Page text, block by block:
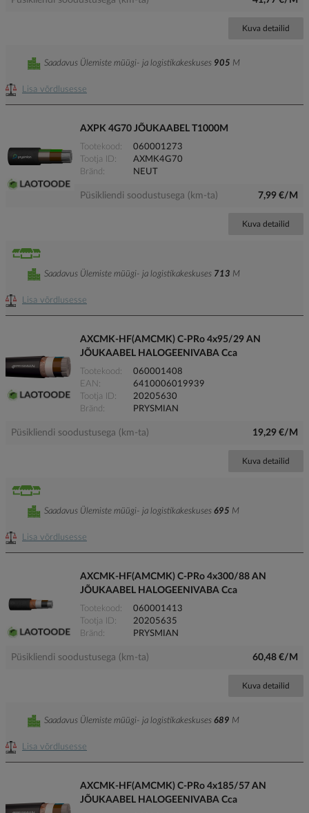
Kuva detailid
Lisa võrdlusesse
Saadavus Ülemiste müügi- ja logistikakeskuses 905 M
AXPK 4G70 JÕUKAABEL T1000M
Tootekood
060001273
Tootja ID
AXMK4G70
Bränd
NEUT
Püsikliendi soodustusega (km-ta) 7,99 €/M
Kuva detailid
Lisa võrdlusesse
Saadavus Ülemiste müügi- ja logistikakeskuses 713 M
AXCMK-HF(AMCMK) C-PRo 4x95/29 AN
JÕUKAABEL HALOGEENIVABA Cca
Tootekood
060001408
EAN
6410006019939
Tootja ID
20205630
Bränd
PRYSMIAN
Püsikliendi soodustusega (km-ta) 19,29 €/M
Kuva detailid
Lisa võrdlusesse
Saadavus Ülemiste müügi- ja logistikakeskuses 695 M
AXCMK-HF(AMCMK) C-PRo 4x300/88 AN
JÕUKAABEL HALOGEENIVABA Cca
Tootekood
060001413
Tootja ID
20205635
Bränd
PRYSMIAN
Püsikliendi soodustusega (km-ta) 60,48 €/M
Kuva detailid
Lisa võrdlusesse
Saadavus Ülemiste müügi- ja logistikakeskuses 689 M
AXCMK-HF(AMCMK) C-PRo 4x185/57 AN
JÕUKAABEL HALOGEENIVABA Cca